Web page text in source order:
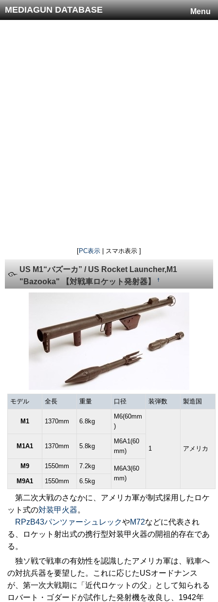
Menu
MEDIAGUN DATABASE
[PC表示 | スマホ表示 ]
US M1“バズーカ” / US Rocket Launcher,M1
"Bazooka" 【対戦車ロケット発射器】
†
モデル 全長 重量 口径 装弾数 製造国
M1 1370mm 6.8kg
M6(60mm
)
1 アメリカ
M1A1 1370mm 5.8kg
M6A1(60
mm)
M9 1550mm 7.2kg
M6A3(60
mm)
M9A1 1550mm 6.5kg
第二次大戦のさなかに、アメリカ軍が制式採用したロケ
ット式の対装甲火器。
RPzB43パンツァーシュレックやM72などに代表され
る、ロケット射出式の携行型対装甲火器の開祖的存在であ
る。
独ソ戦で戦車の有効性を認識したアメリカ軍は、戦車へ
の対抗兵器を要望した。これに応じたUSオードナンス
が、第一次大戦期に「近代ロケットの父」として知られる
ロバート・ゴダードが試作した発射機を改良し、1942年